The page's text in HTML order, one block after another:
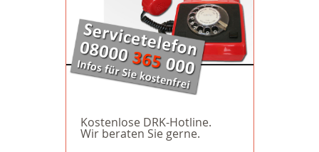
Kostenlose DRK-Hotline.
Wir beraten Sie gerne.